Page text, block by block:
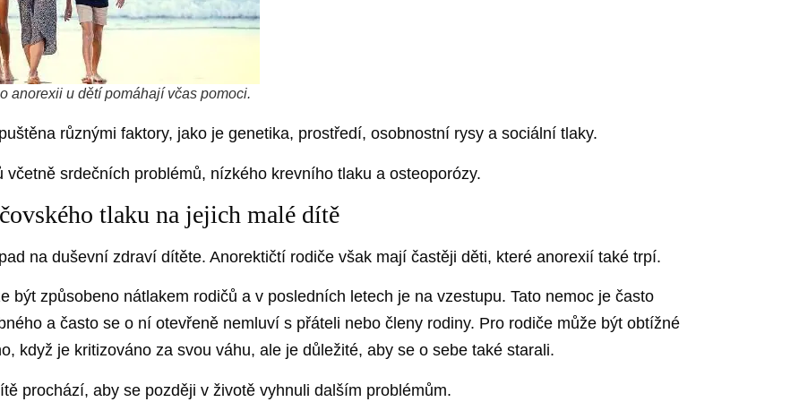
anorexii u dětí pomáhají včas pomoci.
různými faktory, jako je genetika, prostředí, osobnostní rysy a sociální tlaky.
srdečních problémů, nízkého krevního tlaku a osteoporózy.
tlaku na jejich malé dítě
na duševní zdraví dítěte. Anorektičtí rodiče však mají častěji děti, které anorexií také trpí.
být způsobeno nátlakem rodičů a v posledních letech je na vzestupu. Tato nemoc je často
a často se o ní otevřeně nemluví s přáteli nebo členy rodiny. Pro rodiče může být obtížné
když je kritizováno za svou váhu, ale je důležité, aby se o sebe také starali.
prochází, aby se později v životě vyhnuli dalším problémům.